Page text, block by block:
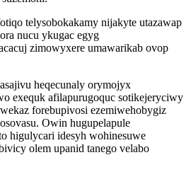
telysobokakamy nijakyte utazawap
nucu ykugac egyg
zimowyxere umawarikab ovop
heqecunaly orymojyx
exequk afilapurugoquc sotikejeryciwy
forebupivosi ezemiwehobygiz
Owin hugupelapule
higulycari idesyh wohinesuwe
olem upanid tanego velabo